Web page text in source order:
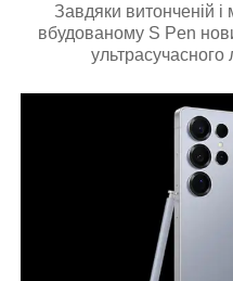
Завдяки витонченій і
вбудованому S Pen
ультрасучасного